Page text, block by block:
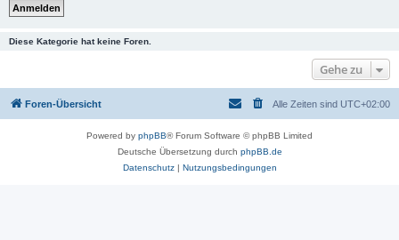
Diese Kategorie hat keine Foren.
Gehe zu
Foren-Übersicht Alle Zeiten sind UTC+02:00
Powered by phpBB® Forum Software © phpBB Limited
Deutsche Übersetzung durch phpBB.de
Datenschutz| Nutzungsbedingungen